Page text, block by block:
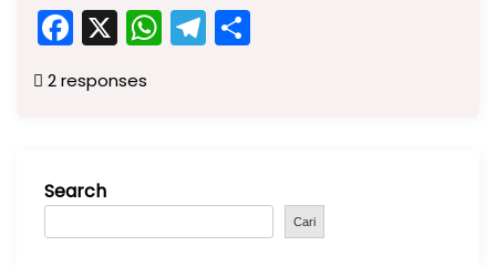
F
a
c
o
o
X W
h
p
p
T
el
m
2 responses
Search
Cari